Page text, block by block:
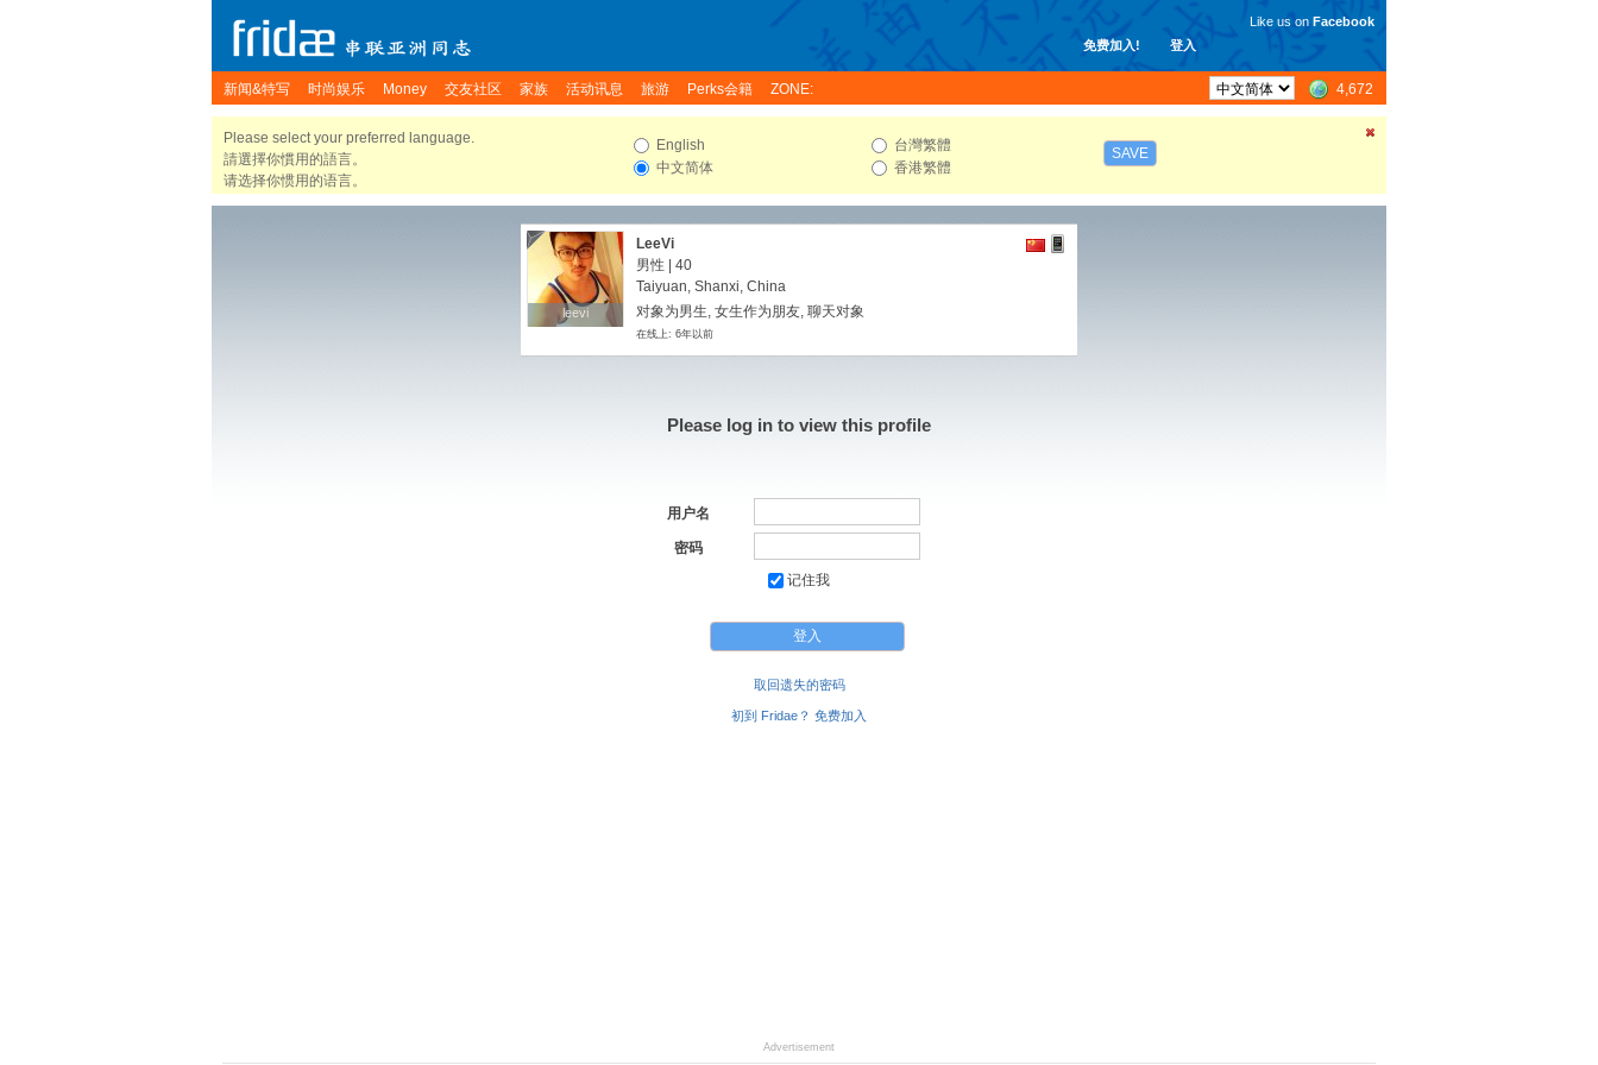
免费加入! 登入
Like us on Facebook
新闻&特写 时尚娱乐 Money 交友社区 家族 活动讯息 旅游 Perks会籍 ZONE: 4,672
Please select your preferred language.
請選擇你慣用的語言。
请选择你惯用的语言。
English
中文简体
台灣繁體
香港繁體
SAVE
leevi
leevi
LeeVi
男性 | 40
Taiyuan, Shanxi, China
对象为男生, 女生作为朋友, 聊天对象
在线上: 6年以前
Please log in to view this profile
用户名
密码
记住我
取回遗失的密码
初到 Fridae？ 免费加入
Advertisement